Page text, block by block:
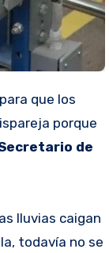
que los
porque
de
lluvias caigan
todavía no se